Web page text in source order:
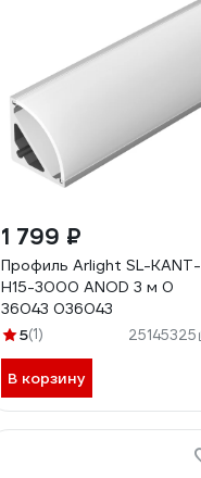
1 799 ₽
Профиль Arlight SL-KANT-
H15-3000 ANOD 3 м 0
36043 036043
5(1) 25145325
В корзину